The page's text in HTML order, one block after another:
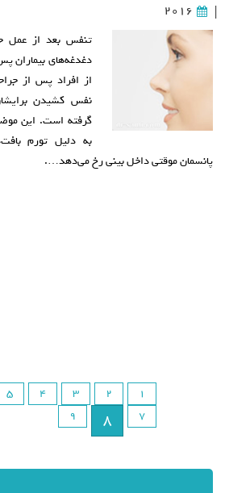
|
2016
تنفس بعد از عمل
دغدغه‌های بیماران
از افراد پس از
نفس کشیدن
گرفته است. این
به دلیل تورم
پانسمان موقتی داخل بینی رخ می‌دهد….
1
2
3
4
5
7
8
9